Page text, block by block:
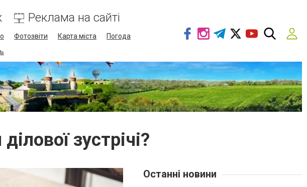
Реклама на сайті
Фотозвіти Карта міста
Погода
зустрічі?
Останні новини